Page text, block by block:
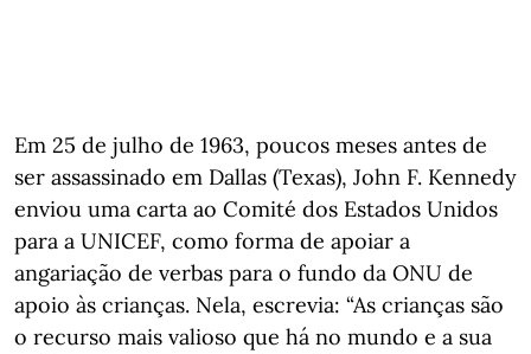
Em 25 de julho de 1963, poucos meses antes de
ser assassinado em Dallas (Texas), John F. Kennedy
enviou uma carta ao Comité dos Estados Unidos
para a UNICEF, como forma de apoiar a
angariação de verbas para o fundo da ONU de
apoio às crianças. Nela, escrevia: “As crianças são
o recurso mais valioso que há no mundo e a sua